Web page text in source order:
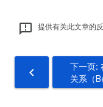
提供有关此文章的
下一页:
关系（